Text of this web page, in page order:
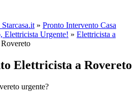
» Pronto Intervento Casa
Elettricista Urgente! » Elettricista a
Elettricista a Rovereto
urgente?